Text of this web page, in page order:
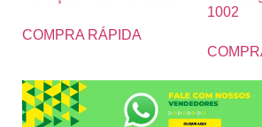
COMPRA RÁPIDA
1002